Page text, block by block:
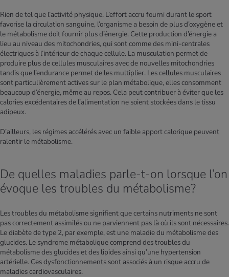
Rien de tel que l’activité physique. L’effort accru fourni durant le sport
favorise la circulation sanguine, l’organisme a besoin de plus d’oxygène et
le métabolisme doit fournir plus d’énergie. Cette production d’énergie a
lieu au niveau des mitochondries, qui sont comme des mini-centrales
électriques à l’intérieur de chaque cellule. La musculation permet de
produire plus de cellules musculaires avec de nouvelles mitochondries
tandis que l’endurance permet de les multiplier. Les cellules musculaires
sont particulièrement actives sur le plan métabolique, elles consomment
beaucoup d’énergie, même au repos. Cela peut contribuer à éviter que les
calories excédentaires de l’alimentation ne soient stockées dans le tissu
adipeux.
D’ailleurs, les régimes accélérés avec un faible apport calorique peuvent
ralentir le métabolisme.
De quelles maladies parle-t-on lorsque l’on
évoque les troubles du métabolisme?
Les troubles du métabolisme signifient que certains nutriments ne sont
pas correctement assimilés ou ne parviennent pas là où ils sont nécessaires.
Le diabète de type 2, par exemple, est une maladie du métabolisme des
glucides. Le syndrome métabolique comprend des troubles du
métabolisme des glucides et des lipides ainsi qu’une hypertension
artérielle. Ces dysfonctionnements sont associés à un risque accru de
maladies cardiovasculaires.